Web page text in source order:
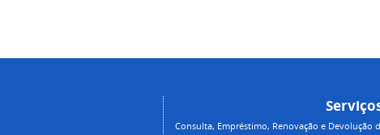
Consulta, Empréstimo, Renovação e Devolução